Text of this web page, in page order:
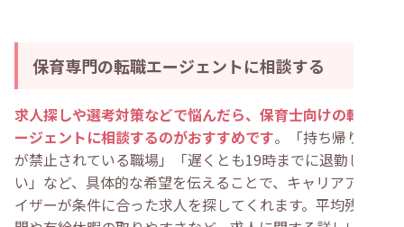
保育専門の転職エージェントに相談する
求人探しや選考対策などで悩んだら、保育士向けの転職エ
ージェントに相談するのがおすすめです。「持ち帰り仕事
が禁止されている職場」「遅くとも19時までに退勤した
い」など、具体的な希望を伝えることで、キャリアアドバ
イザーが条件に合った求人を探してくれます。平均残業時